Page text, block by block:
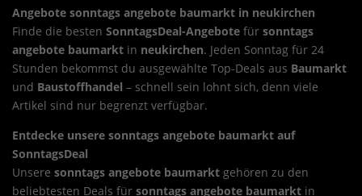
Angebote sonntags angebote baumarkt in neukirchen
Finde die besten SonntagsDeal-Angebote für sonntags
angebote baumarkt in neukirchen. Jeden Sonntag für 24
Stunden bekommst du ausgewählte Top-Deals aus Baumarkt
und Baustoffhandel – schnell sein lohnt sich, denn viele
Artikel sind nur begrenzt verfügbar.
Entdecke unsere sonntags angebote baumarkt auf
SonntagsDeal
Unsere sonntags angebote baumarkt gehören zu den
beliebtesten Deals für sonntags angebote baumarkt in